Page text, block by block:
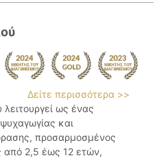
Δείτε περισσότερα >>
ως ένας
και
προσαρμοσμένος
από 2,5 έως 12 ετών,